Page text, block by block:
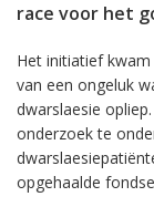
race voor het
Het initiatief
van een ongeluk
dwarslaesie
onderzoek te
opgehaalde